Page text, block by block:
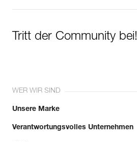
Tritt der Community bei!
WER WIR SIND
Unsere Marke
Verantwortungsvolles Unternehmen